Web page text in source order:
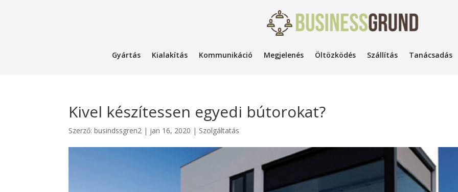
Gyártás Kialakítás Kommunikáció Megjelenés Öltözködés Szállítás Tanácsadás
Kivel készítessen egyedi bútorokat?
Szerző:busindssgren2 | jan 16, 2020 | Szolgáltatás